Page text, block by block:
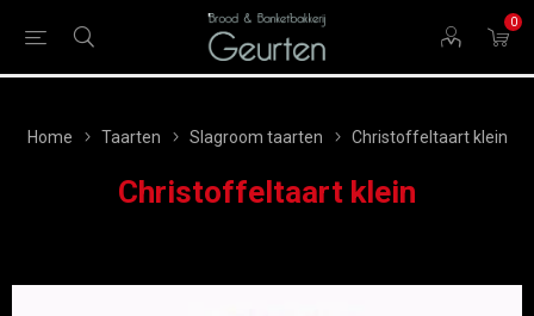
0
Home Taarten Slagroom taarten Christoffeltaart klein
Christoffeltaart klein